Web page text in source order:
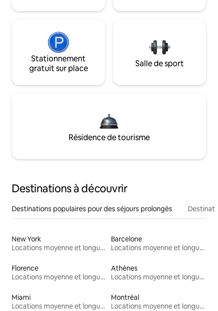
Stationnement
gratuit sur place
Salle de sport
Résidence de tourisme
Destinations à découvrir
Destinations populaires pour des séjours prolongés
New York
Locations moyenne et longue durée
Barcelone
Locations moyenne et longue durée
Florence
Locations moyenne et longue durée
Athènes
Locations moyenne et longue durée
Miami
Locations moyenne et longue durée
Montréal
Locations moyenne et longue durée